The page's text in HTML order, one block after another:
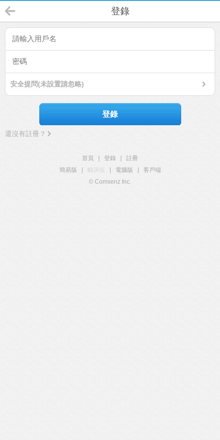
登錄
安全提問(未設置請忽略)
登錄
還沒有註冊？
首頁 登錄
註冊
簡易版
觸屏版 電腦版
客戶端
© Comsenz Inc.